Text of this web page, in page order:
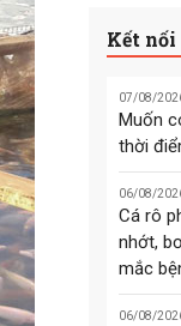
Kết
07/08/
Muốn
thời
06/08/
Cá rô
nhớt,
mắc
06/08/